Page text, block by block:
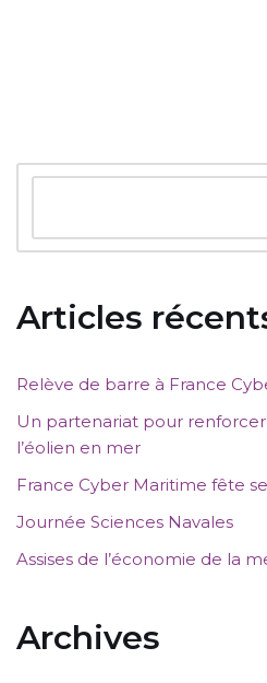
Articles
Relève de barre à France
Un partenariat pour
l’éolien en mer
France Cyber Maritime fête
Journée Sciences Navales
Assises de l’économie de la
Archives